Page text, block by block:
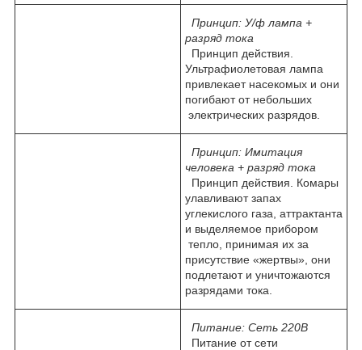
Принцип: У/ф лампа +
разряд тока
Принцип действия.
Ультрафиолетовая лампа
привлекает насекомых и они
погибают от небольших
электрических разрядов.
Принцип: Имитация
человека + разряд тока
Принцип действия. Комары
улавливают запах
углекислого газа, аттрактанта
и выделяемое прибором
тепло, принимая их за
присутствие «жертвы», они
подлетают и уничтожаются
разрядами тока.
Питание: Сеть 220В
Питание от сети